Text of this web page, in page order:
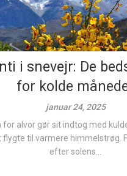
i snevejr: De
for kolde
januar 24, 2025
for alvor gør sit indtog med
flygte til varmere himmelstrøg.
efter solens...